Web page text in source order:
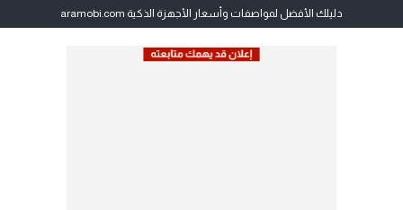
دليلك الأفضل لمواصفات وأسعار الأجهزة الذكية aramobi.com